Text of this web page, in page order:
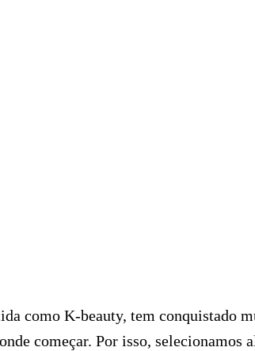
como K-beauty, tem conquistado
começar. Por isso, selecionamos